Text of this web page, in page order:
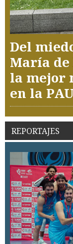
Del
María de
la mejor
en la
REPORTAJES